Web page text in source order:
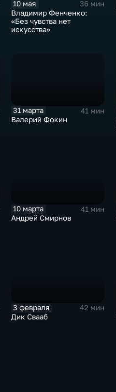
10 мая
36 мин
Владимир Фенченко:
«Без чувства нет
искусства»
31 марта
41 мин
Валерий Фокин
10 марта
41 мин
Андрей Смирнов
3 февраля
42 мин
Дик Свааб